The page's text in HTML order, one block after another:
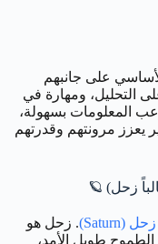
على جانبهم
التحليل، ومهارة في
المعلومات بسهولة،
يعزز مرونتهم وقدرتهم
🪐
زحل (Saturn)
. زحل هو
الطموح طويل الأمد،